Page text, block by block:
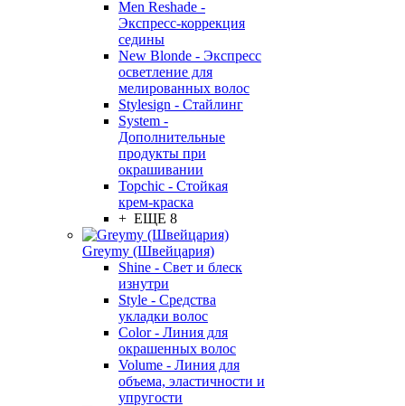
Men Reshade -
Экспресс-коррекция
седины
New Blonde - Экспресс
осветление для
мелированных волос
Stylesign - Стайлинг
System -
Дополнительные
продукты при
окрашивании
Topchic - Стойкая
крем-краска
+ ЕЩЕ 8
Greymy (Швейцария)
Shine - Свет и блеск
изнутри
Style - Средства
укладки волос
Color - Линия для
окрашенных волос
Volume - Линия для
объема, эластичности и
упругости